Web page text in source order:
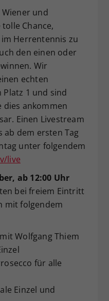
und
Chance,
Herrentennis zu
den einen oder
Wir
echten
1 und sind
dies ankommen
Einen Livestream
ab dem ersten Tag
unter folgendem
live
ab 12:00 Uhr
bei freiem Eintritt
mit folgendem
Wolfgang Thiem
für alle
Einzel und